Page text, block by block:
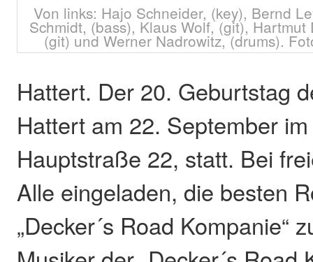
Von links: Hajo Schneider, (key), Bernd
Schmidt, (bass), Klaus Wolf, (git),
(git) und Werner Nadrowitz, (drums).
Hattert. Der 20. Geburtstag
Hattert am 22. September
Hauptstraße 22, statt. Bei
Alle eingeladen, die besten
„Decker´s Road Kompanie“